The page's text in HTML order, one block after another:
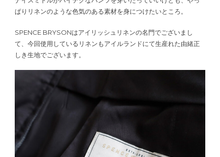
ぱりリネンのような色気のある素材を身につけたいところ。
SPENCE BRYSONはアイリッシュリネンの名門でございまし
て、今回使用しているリネンもアイルランドにて生産れた由緒正
しき生地でございます。